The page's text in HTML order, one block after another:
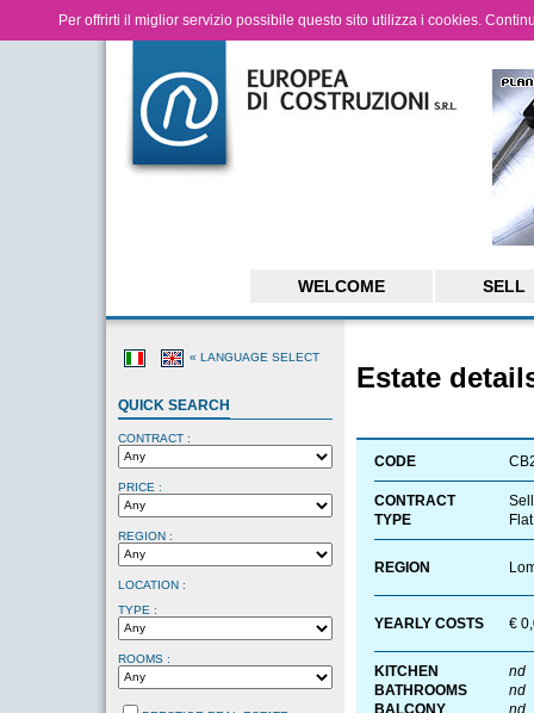
Per offrirti il miglior servizio possibile questo sito utilizza i cookies.
WELCOME SELL
« LANGUAGE SELECT
QUICK SEARCH
CONTRACT :
PRICE :
REGION :
LOCATION :
TYPE :
ROOMS :
Estate
CODE
CONTRACT
Sell
TYPE
Flat
REGION
YEARLY COSTS €
KITCHEN
nd
BATHROOMS
nd
BALCONY
nd